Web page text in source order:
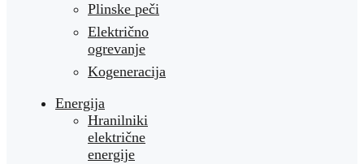
Plinske peči
Električno
ogrevanje
Kogeneracija
Energija
Hranilniki
električne
energije